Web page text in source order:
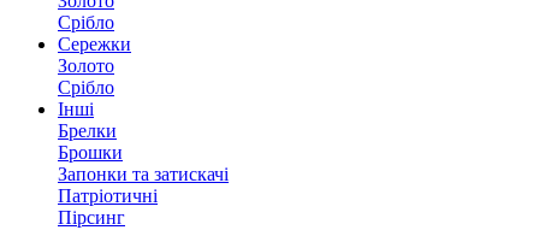
Срібло
Сережки
Золото
Срібло
Інші
Брелки
Брошки
Запонки та затискачі
Патріотичні
Пірсинг